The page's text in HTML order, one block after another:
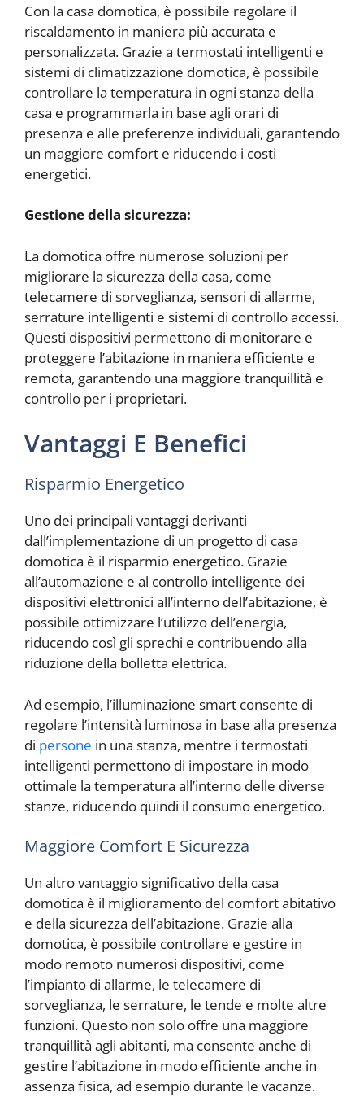
Con la casa domotica, è possibile regolare il
riscaldamento in maniera più accurata e
personalizzata. Grazie a termostati intelligenti e
sistemi di climatizzazione domotica, è possibile
controllare la temperatura in ogni stanza della
casa e programmarla in base agli orari di
presenza e alle preferenze individuali, garantendo
un maggiore comfort e riducendo i costi
energetici.
Gestione della sicurezza:
La domotica offre numerose soluzioni per
migliorare la sicurezza della casa, come
telecamere di sorveglianza, sensori di allarme,
serrature intelligenti e sistemi di controllo accessi.
Questi dispositivi permettono di monitorare e
proteggere l’abitazione in maniera efficiente e
remota, garantendo una maggiore tranquillità e
controllo per i proprietari.
Vantaggi E Benefici
Risparmio Energetico
Uno dei principali vantaggi derivanti
dall’implementazione di un progetto di casa
domotica è il risparmio energetico. Grazie
all’automazione e al controllo intelligente dei
dispositivi elettronici all’interno dell’abitazione, è
possibile ottimizzare l’utilizzo dell’energia,
riducendo così gli sprechi e contribuendo alla
riduzione della bolletta elettrica.
Ad esempio, l’illuminazione smart consente di
regolare l’intensità luminosa in base alla presenza
di persone in una stanza, mentre i termostati
intelligenti permettono di impostare in modo
ottimale la temperatura all’interno delle diverse
stanze, riducendo quindi il consumo energetico.
Maggiore Comfort E Sicurezza
Un altro vantaggio significativo della casa
domotica è il miglioramento del comfort abitativo
e della sicurezza dell’abitazione. Grazie alla
domotica, è possibile controllare e gestire in
modo remoto numerosi dispositivi, come
l’impianto di allarme, le telecamere di
sorveglianza, le serrature, le tende e molte altre
funzioni. Questo non solo offre una maggiore
tranquillità agli abitanti, ma consente anche di
gestire l’abitazione in modo efficiente anche in
assenza fisica, ad esempio durante le vacanze.